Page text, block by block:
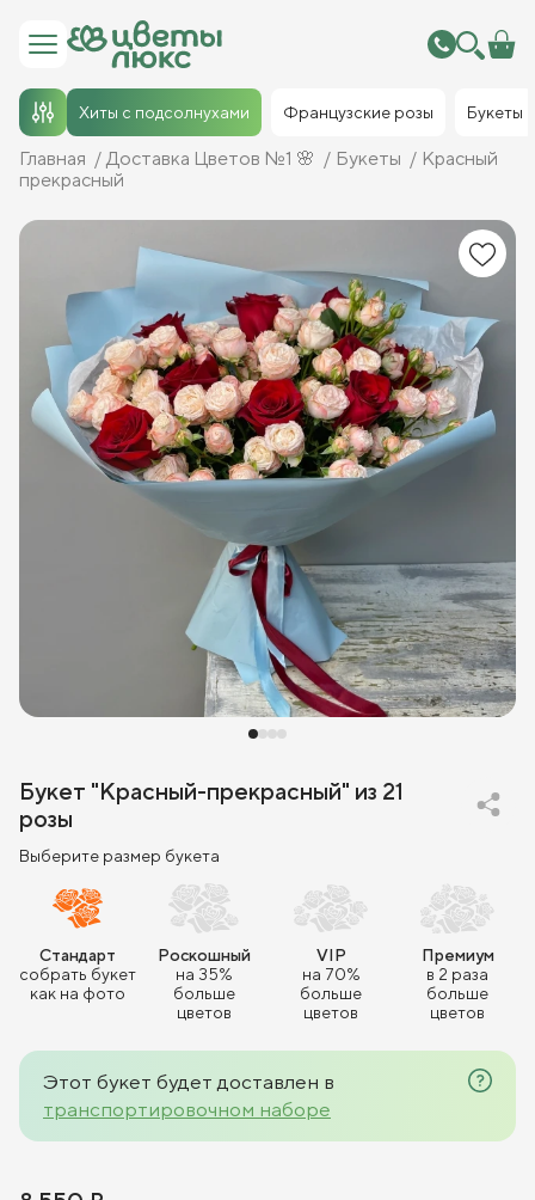
Хиты с подсолнухами Французские розы Букеты
Главная Доставка Цветов №1 🌸 Букеты
Красный
прекрасный
Букет "Красный-прекрасный" из 21
розы
Выберите размер букета
Стандарт
собрать букет
как на фото
Роскошный
на 35%
больше
цветов
VIP
на 70%
больше
цветов
Премиум
в 2 раза
больше
цветов
Этот букет будет доставлен в
транспортировочном наборе